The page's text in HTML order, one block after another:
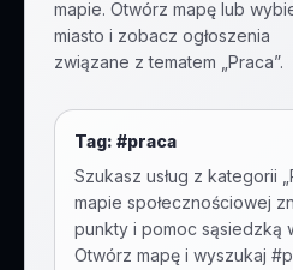
mapie. Otwórz mapę lub
miasto i zobacz ogłoszenia
związane z tematem „Praca”.
Tag: #praca
Szukasz usług z kategorii „
mapie społecznościowej
punkty i pomoc sąsiedzką
Otwórz mapę i wyszukaj #